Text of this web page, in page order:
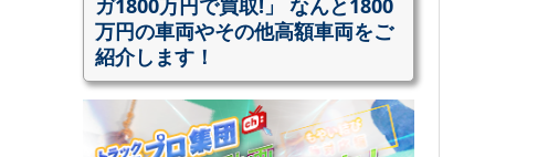
ガ1800万円で買取!」 なんと1800
万円の車両やその他高額車両をご
紹介します！